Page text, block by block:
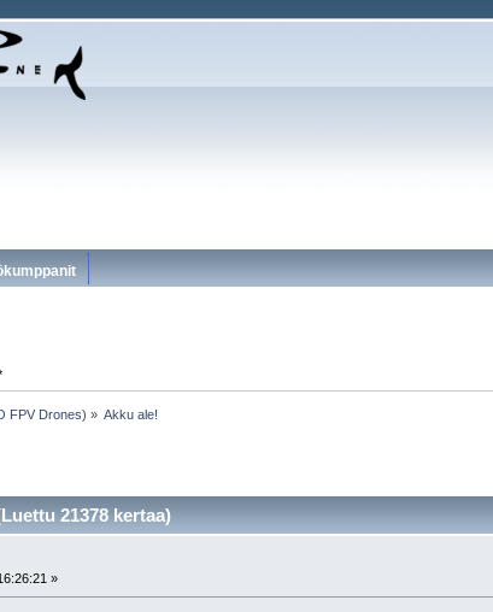
FPV Drones) » Akku ale!
21378 kertaa)
»